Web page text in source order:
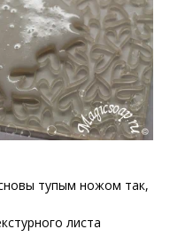
тупым ножом так,
листа